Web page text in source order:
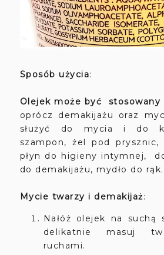
Sposób użycia:
Olejek może być stosowany
oprócz demakijażu oraz
służyć do mycia i do
szampon, żel pod prysznic,
płyn do higieny intymnej,
do demakijażu, mydło do rąk.
Mycie twarzy i demakijaż:
Nałóż olejek na suchą
delikatnie masuj
ruchami.